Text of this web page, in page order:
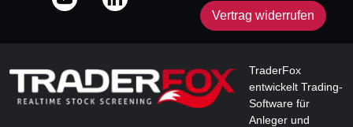
Vertrag widerrufen
TraderFox
entwickelt Trading-
Software für
Anleger und